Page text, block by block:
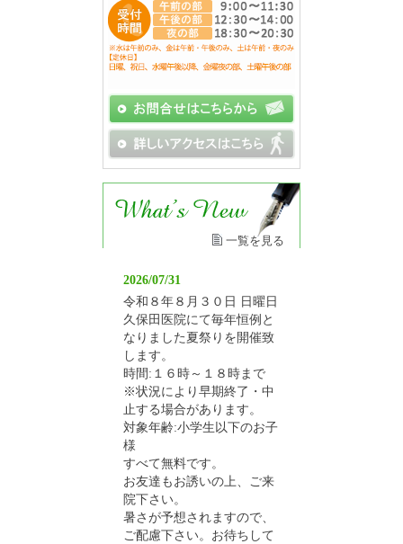
一覧を見る
2026/07/31
令和８年８月３０日 日曜日
久保田医院にて毎年恒例と
なりました夏祭りを開催致
します。
時間:１６時～１８時まで
※状況により早期終了・中
止する場合があります。
対象年齢:小学生以下のお子
様
すべて無料です。
お友達もお誘いの上、ご来
院下さい。
暑さが予想されますので、
ご配慮下さい。お待ちして